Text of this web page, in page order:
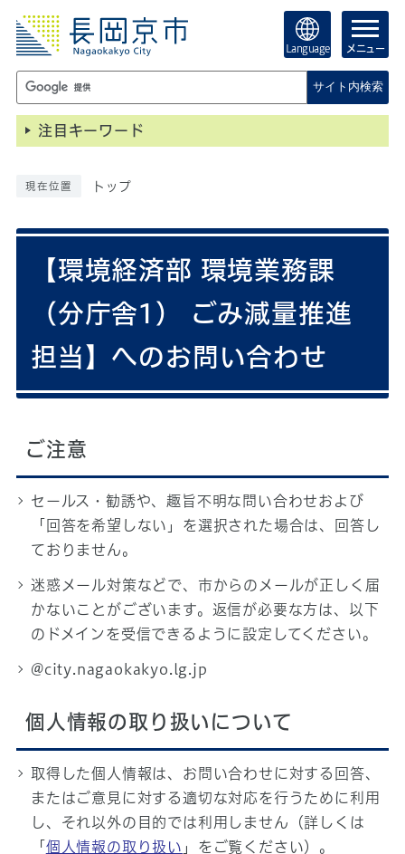
Language メニュー
サイト内検索
注目キーワード
現在位置 トップ
【環境経済部 環境業務課
（分庁舎1） ごみ減量推進
担当】へのお問い合わせ
ご注意
セールス・勧誘や、趣旨不明な問い合わせおよび
「回答を希望しない」を選択された場合は、回答し
ておりません。
迷惑メール対策などで、市からのメールが正しく届
かないことがございます。返信が必要な方は、以下
のドメインを受信できるように設定してください。
@city.nagaokakyo.lg.jp
個人情報の取り扱いについて
取得した個人情報は、お問い合わせに対する回答、
またはご意見に対する適切な対応を行うために利用
し、それ以外の目的では利用しません（詳しくは
「 個人情報の取り扱い 」をご覧ください）。